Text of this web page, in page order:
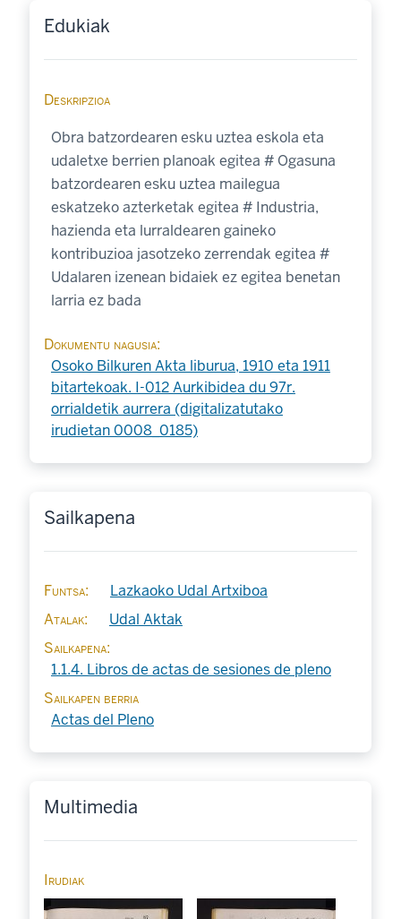
Edukiak
Deskripzioa
Obra batzordearen esku uztea eskola eta
udaletxe berrien planoak egitea # Ogasuna
batzordearen esku uztea mailegua
eskatzeko azterketak egitea # Industria,
hazienda eta lurraldearen gaineko
kontribuzioa jasotzeko zerrendak egitea #
Udalaren izenean bidaiek ez egitea benetan
larria ez bada
Dokumentu nagusia
Osoko Bilkuren Akta liburua, 1910 eta 1911
bitartekoak. I-012 Aurkibidea du 97r.
orrialdetik aurrera (digitalizatutako
irudietan 0008_0185)
Sailkapena
Funtsa
Lazkaoko Udal Artxiboa
Atalak
Udal Aktak
Sailkapena
1.1.4. Libros de actas de sesiones de pleno
Sailkapen berria
Actas del Pleno
Multimedia
Irudiak